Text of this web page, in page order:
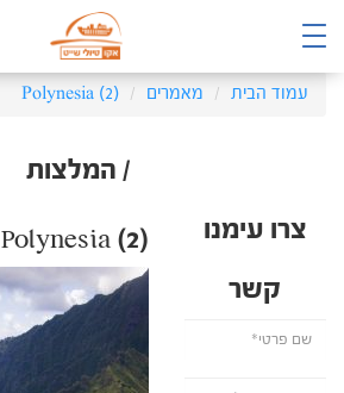
עמוד הבית מאמרים Polynesia (2)
/ המלצות
צרו עימנו
קשר
Polynesia (2)